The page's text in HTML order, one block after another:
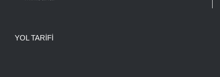
YOL TARIFI